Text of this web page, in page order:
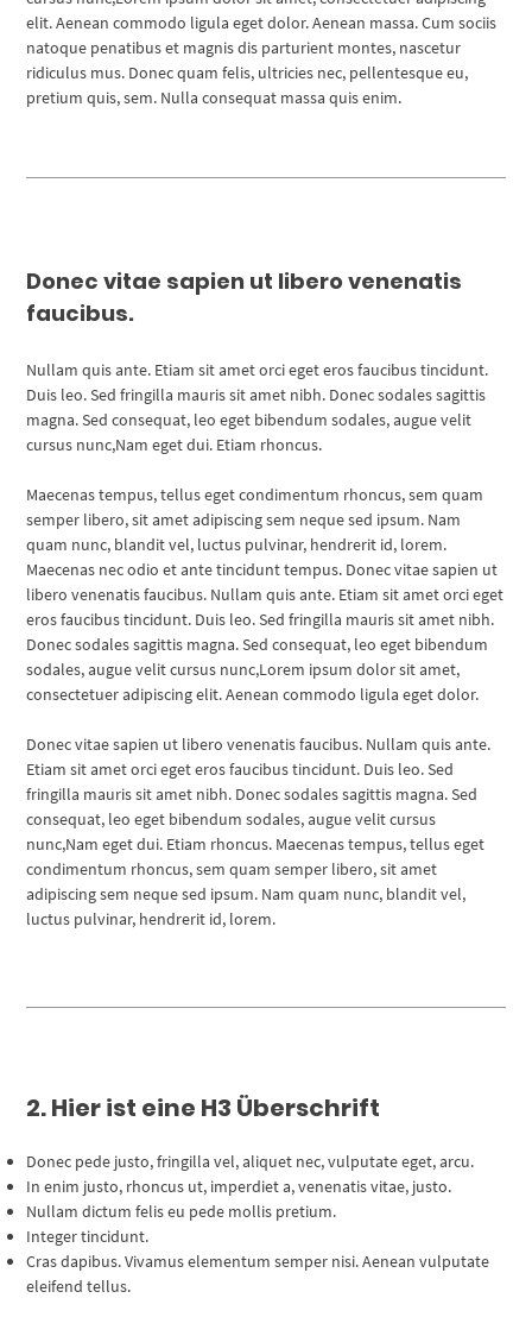
elit. Aenean commodo ligula eget dolor. Aenean massa. Cum sociis
natoque penatibus et magnis dis parturient montes, nascetur
ridiculus mus. Donec quam felis, ultricies nec, pellentesque eu,
pretium quis, sem. Nulla consequat massa quis enim.
Donec vitae sapien ut libero venenatis
faucibus.
Nullam quis ante. Etiam sit amet orci eget eros faucibus tincidunt.
Duis leo. Sed fringilla mauris sit amet nibh. Donec sodales sagittis
magna. Sed consequat, leo eget bibendum sodales, augue velit
cursus nunc,Nam eget dui. Etiam rhoncus.
Maecenas tempus, tellus eget condimentum rhoncus, sem quam
semper libero, sit amet adipiscing sem neque sed ipsum. Nam
quam nunc, blandit vel, luctus pulvinar, hendrerit id, lorem.
Maecenas nec odio et ante tincidunt tempus. Donec vitae sapien ut
libero venenatis faucibus. Nullam quis ante. Etiam sit amet orci eget
eros faucibus tincidunt. Duis leo. Sed fringilla mauris sit amet nibh.
Donec sodales sagittis magna. Sed consequat, leo eget bibendum
sodales, augue velit cursus nunc,Lorem ipsum dolor sit amet,
consectetuer adipiscing elit. Aenean commodo ligula eget dolor.
Donec vitae sapien ut libero venenatis faucibus. Nullam quis ante.
Etiam sit amet orci eget eros faucibus tincidunt. Duis leo. Sed
fringilla mauris sit amet nibh. Donec sodales sagittis magna. Sed
consequat, leo eget bibendum sodales, augue velit cursus
nunc,Nam eget dui. Etiam rhoncus. Maecenas tempus, tellus eget
condimentum rhoncus, sem quam semper libero, sit amet
adipiscing sem neque sed ipsum. Nam quam nunc, blandit vel,
luctus pulvinar, hendrerit id, lorem.
2. Hier ist eine H3 Überschrift
Donec pede justo, fringilla vel, aliquet nec, vulputate eget, arcu.
In enim justo, rhoncus ut, imperdiet a, venenatis vitae, justo.
Nullam dictum felis eu pede mollis pretium.
Integer tincidunt.
Cras dapibus. Vivamus elementum semper nisi. Aenean vulputate
eleifend tellus.